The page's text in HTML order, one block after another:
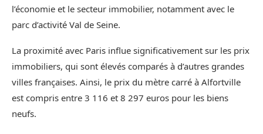
l’économie et le secteur immobilier, notamment avec le
parc d’activité Val de Seine.
La proximité avec Paris influe significativement sur les prix
immobiliers, qui sont élevés comparés à d’autres grandes
villes françaises. Ainsi, le prix du mètre carré à Alfortville
est compris entre 3 116 et 8 297 euros pour les biens
neufs.